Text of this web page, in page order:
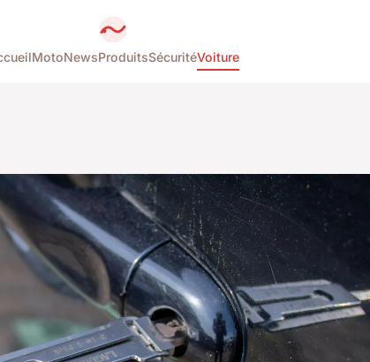
MotoNewsProduitsSécuritéVoiture